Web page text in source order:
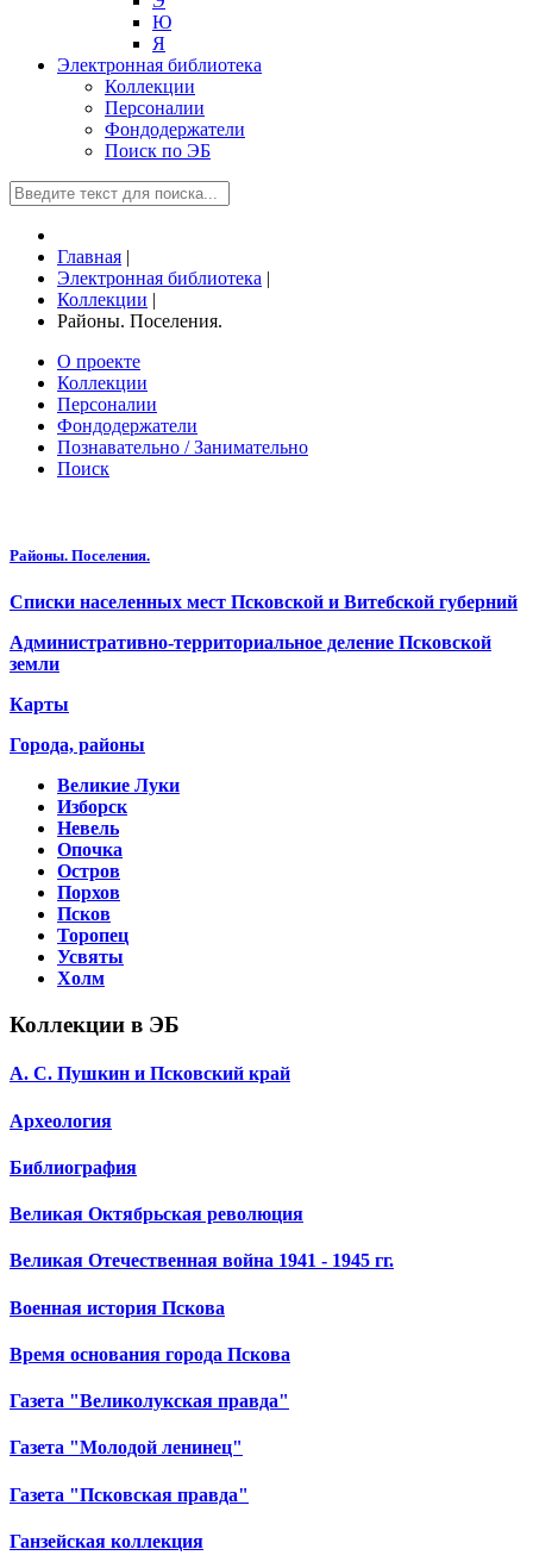
Ю
Я
Электронная библиотека
Коллекции
Персоналии
Фондодержатели
Поиск по ЭБ
Главная |
Электронная библиотека |
Коллекции |
Районы. Поселения.
О проекте
Коллекции
Персоналии
Фондодержатели
Познавательно / Занимательно
Поиск
Районы. Поселения.
Списки населенных мест Псковской и Витебской губерний
Административно-территориальное деление Псковской
земли
Карты
Города, районы
Великие Луки
Изборск
Невель
Опочка
Остров
Порхов
Псков
Торопец
Усвяты
Холм
Коллекции в ЭБ
А. С. Пушкин и Псковский край
Археология
Библиография
Великая Октябрьская революция
Великая Отечественная война 1941 - 1945 гг.
Военная история Пскова
Время основания города Пскова
Газета "Великолукская правда"
Газета "Молодой ленинец"
Газета "Псковская правда"
Ганзейская коллекция